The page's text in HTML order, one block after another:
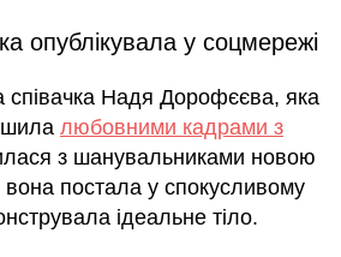
опублікувала у соцмережі
співачка Надя Дорофєєва, яка
любовними кадрами з
з шанувальниками новою
вона постала у спокусливому
ідеальне тіло.